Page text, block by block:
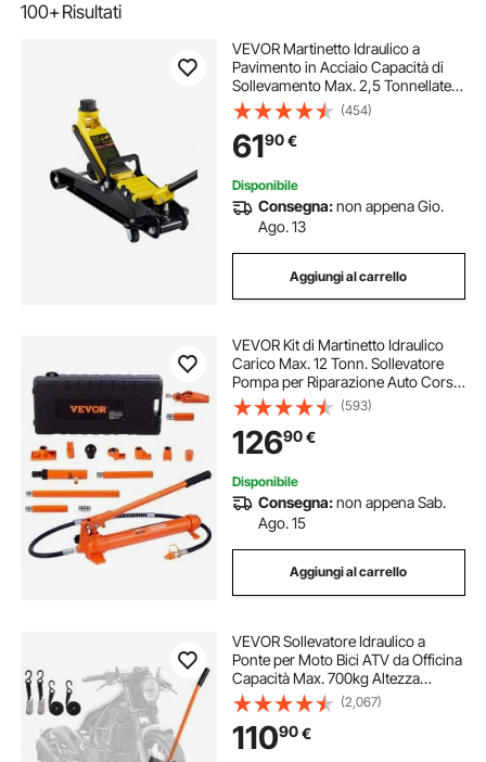
100+Risultati
VEVOR Martinetto Idraulico a
Pavimento in Acciaio Capacità di
Sollevamento Max. 2,5 Tonnellate
per Riparazione Auto Barca Veicolo,
Sollevatore con Ruote Altezza
Regolabile tra 85-380mm da Auto
Camion
(454)
6190€
Disponibile
Consegna:non appena Gio.
Ago. 13
Aggiungi al carrello
VEVOR Kit di Martinetto Idraulico
Carico Max. 12 Tonn. Sollevatore
Pompa per Riparazione Auto Corsa
da 135 mm, Kit Utensili Sollevatore
Idraulico Tipo d'Olio HV15 Cilindro
Q235B Anello di Tenuta TPU
(593)
12690€
Disponibile
Consegna:non appena Sab.
Ago. 15
Aggiungi al carrello
VEVOR Sollevatore Idraulico a
Ponte per Moto Bici ATV da Officina
Capacità Max. 700kg Altezza
Regolabile 12-38,5cm, Sollevatore
Alzamoto con Ruote Officina
Operazione Idraulica con Perno di
Sicurezza
(2,067)
11090€